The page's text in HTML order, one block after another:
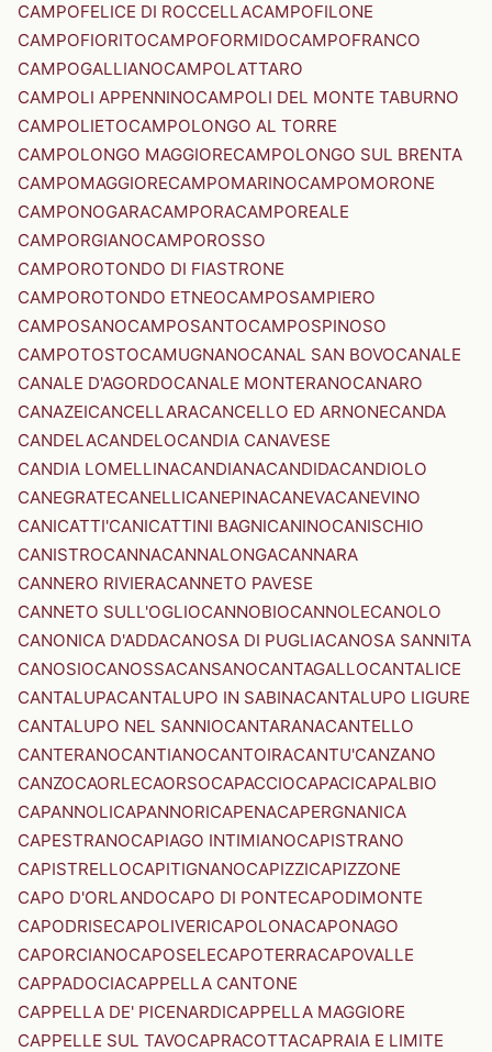
CAMPOFELICE DI ROCCELLACAMPOFILONE
CAMPOFIORITOCAMPOFORMIDOCAMPOFRANCO
CAMPOGALLIANOCAMPOLATTARO
CAMPOLI APPENNINOCAMPOLI DEL MONTE TABURNO
CAMPOLIETOCAMPOLONGO AL TORRE
CAMPOLONGO MAGGIORECAMPOLONGO SUL BRENTA
CAMPOMAGGIORECAMPOMARINOCAMPOMORONE
CAMPONOGARACAMPORACAMPOREALE
CAMPORGIANOCAMPOROSSO
CAMPOROTONDO DI FIASTRONE
CAMPOROTONDO ETNEOCAMPOSAMPIERO
CAMPOSANOCAMPOSANTOCAMPOSPINOSO
CAMPOTOSTOCAMUGNANOCANAL SAN BOVOCANALE
CANALE D'AGORDOCANALE MONTERANOCANARO
CANAZEICANCELLARACANCELLO ED ARNONECANDA
CANDELACANDELOCANDIA CANAVESE
CANDIA LOMELLINACANDIANACANDIDACANDIOLO
CANEGRATECANELLICANEPINACANEVACANEVINO
CANICATTI'CANICATTINI BAGNICANINOCANISCHIO
CANISTROCANNACANNALONGACANNARA
CANNERO RIVIERACANNETO PAVESE
CANNETO SULL'OGLIOCANNOBIOCANNOLECANOLO
CANONICA D'ADDACANOSA DI PUGLIACANOSA SANNITA
CANOSIOCANOSSACANSANOCANTAGALLOCANTALICE
CANTALUPACANTALUPO IN SABINACANTALUPO LIGURE
CANTALUPO NEL SANNIOCANTARANACANTELLO
CANTERANOCANTIANOCANTOIRACANTU'CANZANO
CANZOCAORLECAORSOCAPACCIOCAPACICAPALBIO
CAPANNOLICAPANNORICAPENACAPERGNANICA
CAPESTRANOCAPIAGO INTIMIANOCAPISTRANO
CAPISTRELLOCAPITIGNANOCAPIZZICAPIZZONE
CAPO D'ORLANDOCAPO DI PONTECAPODIMONTE
CAPODRISECAPOLIVERICAPOLONACAPONAGO
CAPORCIANOCAPOSELECAPOTERRACAPOVALLE
CAPPADOCIACAPPELLA CANTONE
CAPPELLA DE' PICENARDICAPPELLA MAGGIORE
CAPPELLE SUL TAVOCAPRACOTTACAPRAIA E LIMITE